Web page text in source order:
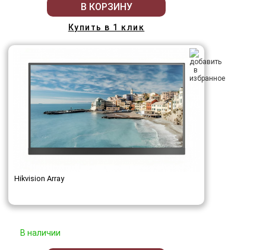
В КОРЗИНУ
Купить в 1 клик
Hikvision Array
В наличии